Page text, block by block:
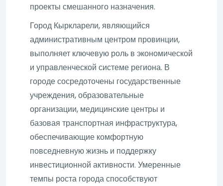
проекты смешанного назначения.
Город Кыркларели, являющийся
административным центром провинции,
выполняет ключевую роль в экономической
и управленческой системе региона. В
городе сосредоточены государственные
учреждения, образовательные
организации, медицинские центры и
базовая транспортная инфраструктура,
обеспечивающие комфортную
повседневную жизнь и поддержку
инвестиционной активности. Умеренные
темпы роста города способствуют